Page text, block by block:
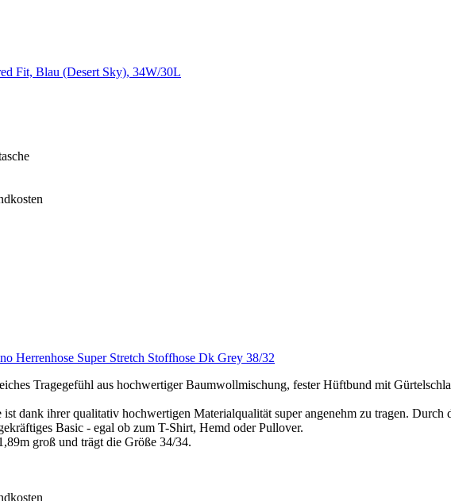
Fit, Blau (Desert Sky), 34W/30L
Herrenhose Super Stretch Stoffhose Dk Grey 38/32
Tragegefühl aus hochwertiger Baumwollmischung, fester Hüftbund mit
dank ihrer qualitativ hochwertigen Materialqualität super angenehm zu tragen.
Basic - egal ob zum T-Shirt, Hemd oder Pullover.
groß und trägt die Größe 34/34.